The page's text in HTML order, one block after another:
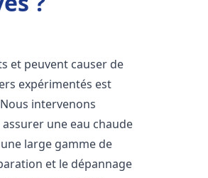
et peuvent causer de
expérimentés est
intervenons
une eau chaude
large gamme de
et le dépannage